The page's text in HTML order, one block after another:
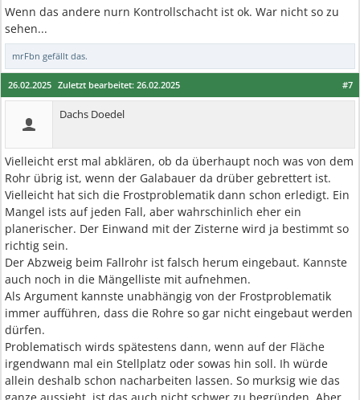
Wenn das andere nurn Kontrollschacht ist ok. War nicht so zu
sehen...
mrFbn gefällt das.
#7
26.02.2025 Zuletzt bearbeitet: 26.02.2025
Dachs Doedel
Vielleicht erst mal abklären, ob da überhaupt noch was von dem
Rohr übrig ist, wenn der Galabauer da drüber gebrettert ist.
Vielleicht hat sich die Frostproblematik dann schon erledigt. Ein
Mangel ists auf jeden Fall, aber wahrschinlich eher ein
planerischer. Der Einwand mit der Zisterne wird ja bestimmt so
richtig sein.
Der Abzweig beim Fallrohr ist falsch herum eingebaut. Kannste
auch noch in die Mängelliste mit aufnehmen.
Als Argument kannste unabhängig von der Frostproblematik
immer aufführen, dass die Rohre so gar nicht eingebaut werden
dürfen.
Problematisch wirds spätestens dann, wenn auf der Fläche
irgendwann mal ein Stellplatz oder sowas hin soll. Ih würde
allein deshalb schon nacharbeiten lassen. So murksig wie das